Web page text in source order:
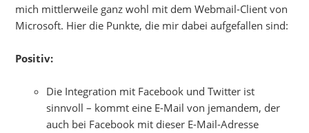
mich mittlerweile ganz wohl mit dem Webmail-Client von
Microsoft. Hier die Punkte, die mir dabei aufgefallen sind:
Positiv:
Die Integration mit Facebook und Twitter ist
sinnvoll – kommt eine E-Mail von jemandem, der
auch bei Facebook mit dieser E-Mail-Adresse